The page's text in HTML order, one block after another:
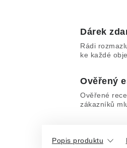
Dárek
Rádi
ke každé
Ověřený
Ověřené
zákazníků
Popis produktu